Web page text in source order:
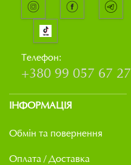
Телефон:
+380 99 057 67 27
ІНФОРМАЦІЯ
Обмін та повернення
Оплата / Доставка